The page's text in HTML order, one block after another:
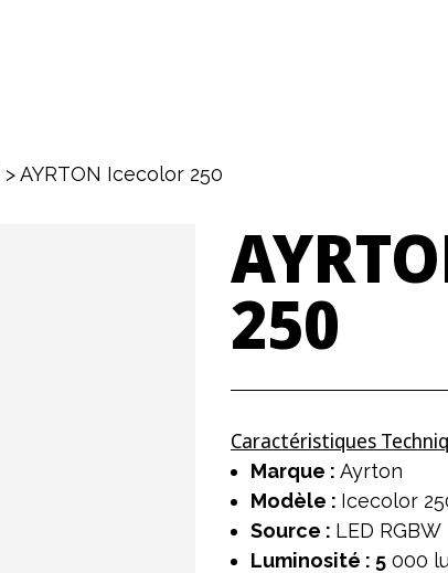
>AYRTON Icecolor 250
250
Caractéristiques
Marque : Ayrton
Modèle : Icecolor
Source : LED RGBW
Luminosité : 5 000